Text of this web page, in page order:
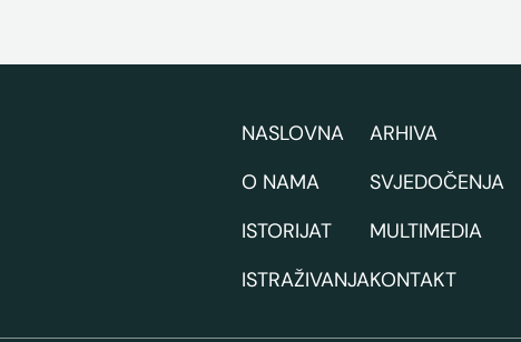
NASLOVNA
O NAMA
ISTORIJAT
ISTRAŽIVANJA
ARHIVA
SVJEDOČENJA
MULTIMEDIA
KONTAKT